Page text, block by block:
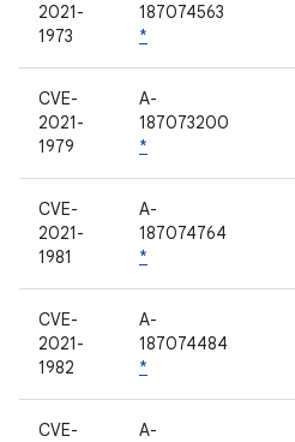
2021-
1973
187074563
*
CVE-
2021-
1979
A-
187073200
*
CVE-
2021-
1981
A-
187074764
*
CVE-
2021-
1982
A-
187074484
*
CVE-
A-